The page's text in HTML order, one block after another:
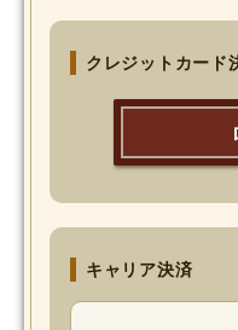
クレジットカード
キャリア決済
MOVIE
SHIHO’s